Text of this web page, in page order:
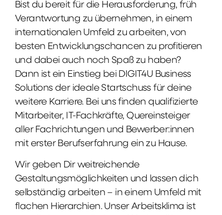
Bist du bereit für die Herausforderung, früh
Verantwortung zu übernehmen, in einem
internationalen Umfeld zu arbeiten, von
besten Entwicklungschancen zu profitieren
und dabei auch noch Spaß zu haben?
Dann ist ein Einstieg bei DIGIT4U Business
Solutions der ideale Startschuss für deine
weitere Karriere. Bei uns finden qualifizierte
Mitarbeiter, IT-Fachkräfte, Quereinsteiger
aller Fachrichtungen und Bewerber:innen
mit erster Berufserfahrung ein zu Hause.
Wir geben Dir weitreichende
Gestaltungsmöglichkeiten und lassen dich
selbständig arbeiten – in einem Umfeld mit
flachen Hierarchien. Unser Arbeitsklima ist